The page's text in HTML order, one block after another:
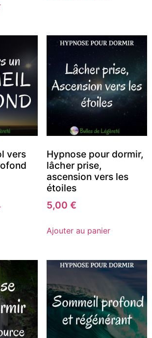
vers
Hypnose pour dormir,
lâcher prise,
ascension vers les
étoiles
5,00 €
Ajouter au panier